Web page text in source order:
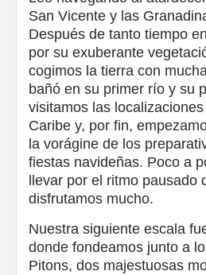
San Vicente y las
Después de tanto tiempo
por su exuberante
cogimos la tierra con
bañó en su primer río y su
visitamos las
Caribe y, por fin,
la vorágine de los
fiestas navideñas. Poco a
llevar por el ritmo pausado
disfrutamos mucho.
Nuestra siguiente escala
donde fondeamos junto a
Pitons, dos majestuosas